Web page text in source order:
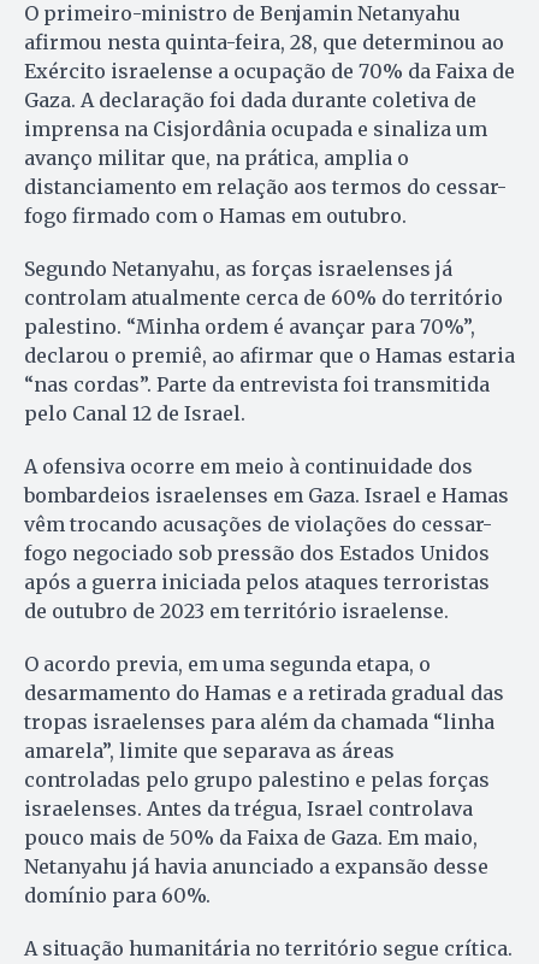
O primeiro-ministro de Benjamin Netanyahu
afirmou nesta quinta-feira, 28, que determinou ao
Exército israelense a ocupação de 70% da Faixa de
Gaza. A declaração foi dada durante coletiva de
imprensa na Cisjordânia ocupada e sinaliza um
avanço militar que, na prática, amplia o
distanciamento em relação aos termos do cessar-
fogo firmado com o Hamas em outubro.
Segundo Netanyahu, as forças israelenses já
controlam atualmente cerca de 60% do território
palestino. “Minha ordem é avançar para 70%”,
declarou o premiê, ao afirmar que o Hamas estaria
“nas cordas”. Parte da entrevista foi transmitida
pelo Canal 12 de Israel.
A ofensiva ocorre em meio à continuidade dos
bombardeios israelenses em Gaza. Israel e Hamas
vêm trocando acusações de violações do cessar-
fogo negociado sob pressão dos Estados Unidos
após a guerra iniciada pelos ataques terroristas
de outubro de 2023 em território israelense.
O acordo previa, em uma segunda etapa, o
desarmamento do Hamas e a retirada gradual das
tropas israelenses para além da chamada “linha
amarela”, limite que separava as áreas
controladas pelo grupo palestino e pelas forças
israelenses. Antes da trégua, Israel controlava
pouco mais de 50% da Faixa de Gaza. Em maio,
Netanyahu já havia anunciado a expansão desse
domínio para 60%.
A situação humanitária no território segue crítica.